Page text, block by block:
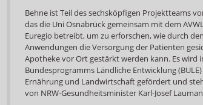
Behne ist Teil des sechsköpfigen Projektteams
das die Uni Osnabrück gemeinsam mit dem
Euregio betreibt, um zu erforschen, wie durch
Anwendungen die Versorgung der Patienten
Apotheke vor Ort gestärkt werden kann. Es wird
Bundesprogramms Ländliche Entwicklung
Ernährung und Landwirtschaft gefördert und
von NRW-Gesundheitsminister Karl-Josef